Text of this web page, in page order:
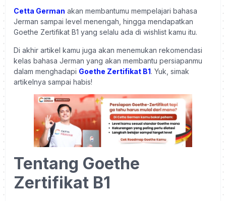
Cetta German akan membantumu mempelajari bahasa
Jerman sampai level menengah, hingga mendapatkan
Goethe Zertifikat B1 yang selalu ada di wishlist kamu itu.
Di akhir artikel kamu juga akan menemukan rekomendasi
kelas bahasa Jerman yang akan membantu persiapanmu
dalam menghadapi Goethe Zertifikat B1. Yuk, simak
artikelnya sampai habis!
Tentang Goethe
Zertifikat B1